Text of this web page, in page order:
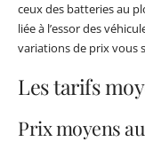
ceux des batteries au
liée à l’essor des
variations de prix vous
Les tarifs
Prix moyens